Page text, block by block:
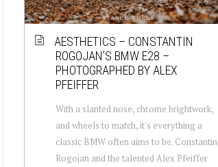
AESTHETICS – CONSTANTIN
ROGOJAN’S BMW E28 –
PHOTOGRAPHED BY ALEX
PFEIFFER
With a slanted nose, chrome brightwork,
and wheels to match, it's everything a
classic BMW often aims to be. Constantin
Rogojan and the talented Alex Pfeiffer